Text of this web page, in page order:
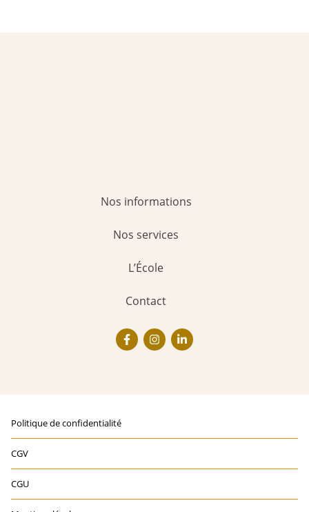
Nos informations
Nos services
L’École
Contact
Politique de confidentialité
CGV
CGU